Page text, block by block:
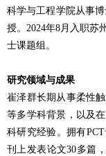
科学与工程学院从事
授。2024年8月入职苏
士课题组。
研究领域与成果
崔泽群长期从事柔性
等多学科背景，以及
科研究经验。拥有
刊上发表论文30多篇，